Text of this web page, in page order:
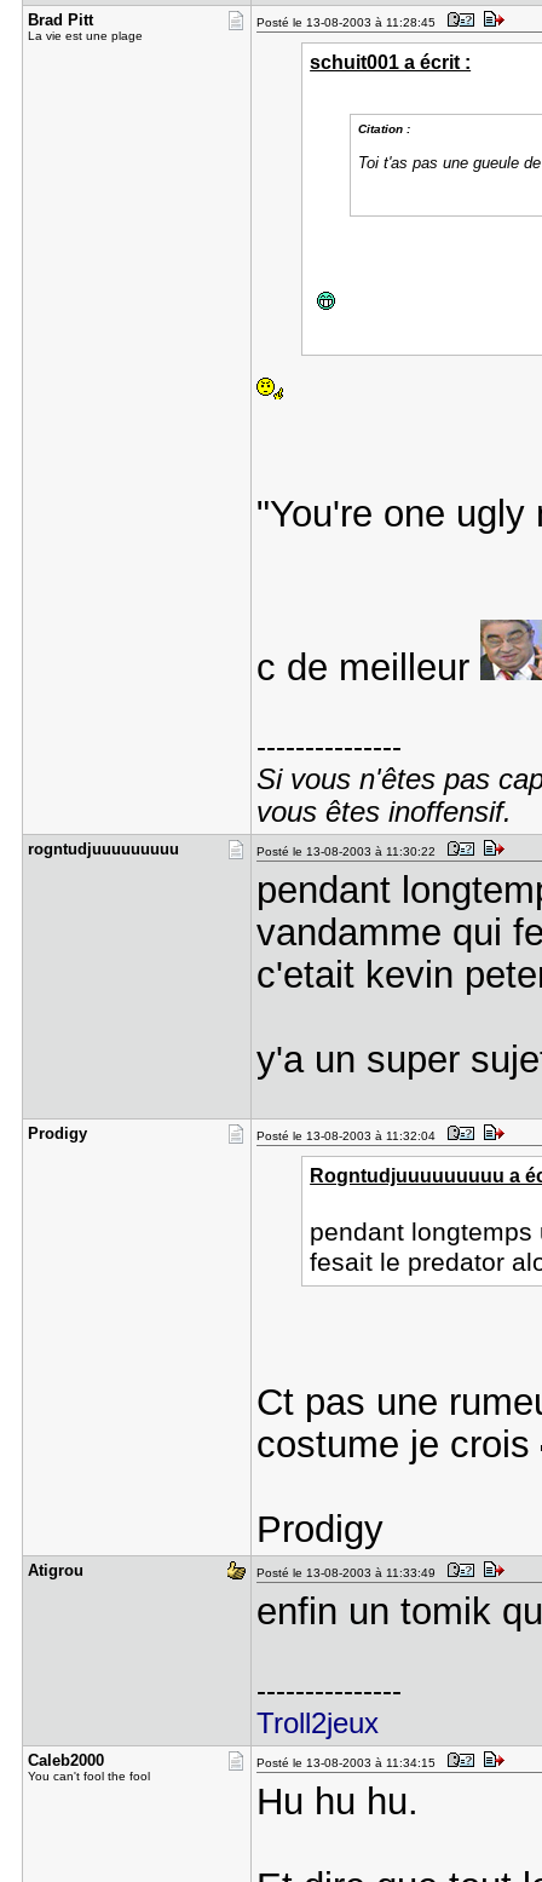
Brad Pitt
La vie est une plage
Posté le 13-08-2003 à 11:28:45
schuit001 a écrit :
Citation :
Toi t'as pas une gueule
"You're one
c de meilleur
---------------
Si vous n'êtes pas
vous êtes inoffensif.
rogntudjuu​uuuuuuu Posté le 13-08-2003 à 11:30:22
pendant
vandamme qui
c'etait kevin
y'a un super
Prodigy Posté le 13-08-2003 à 11:32:04
Rogntudjuuuuuuuuu a
pendant
fesait le predator
Ct pas une
costume je crois
Prodigy
Atigrou Posté le 13-08-2003 à 11:33:49
enfin un tomik
---------------
Troll2jeux
Caleb2000
You can't fool the fool
Posté le 13-08-2003 à 11:34:15
Hu hu hu.